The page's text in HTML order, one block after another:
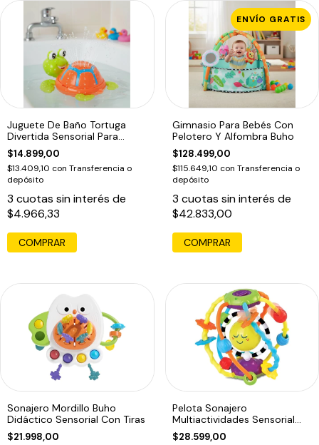
Juguete De Baño Tortuga
Divertida Sensorial Para
Bebes
$14.899,00
$13.409,10 con Transferencia o
depósito
3 cuotas sin interés de
$4.966,33
ENVÍO GRATIS
Gimnasio Para Bebés Con
Pelotero Y Alfombra Buho
$128.499,00
$115.649,10 con Transferencia o
depósito
3 cuotas sin interés de
$42.833,00
Sonajero Mordillo Buho
Didáctico Sensorial Con Tiras
$21.998,00
Pelota Sonajero
Multiactividades Sensorial
Bebe Prono Espejo Multicolor
$28.599,00